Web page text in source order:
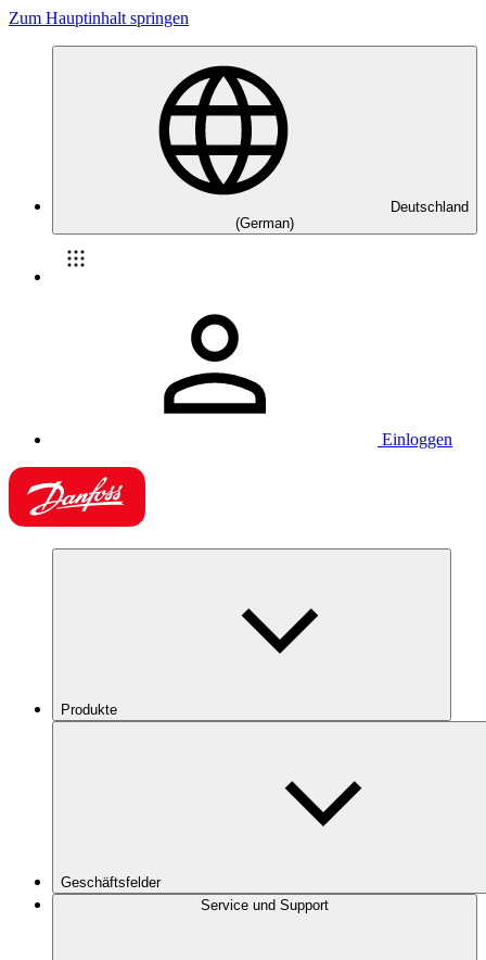
Zum Hauptinhalt springen
Deutschland
(German)
Einloggen
Produkte
Geschäftsfelder
Service und Support